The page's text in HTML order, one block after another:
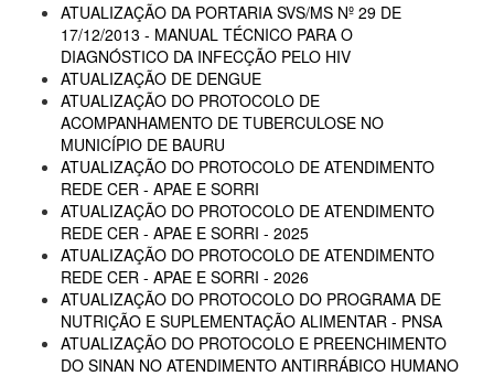
ATUALIZAÇÃO DA PORTARIA SVS/MS Nº 29 DE
17/12/2013 - MANUAL TÉCNICO PARA O
DIAGNÓSTICO DA INFECÇÃO PELO HIV
ATUALIZAÇÃO DE DENGUE
ATUALIZAÇÃO DO PROTOCOLO DE
ACOMPANHAMENTO DE TUBERCULOSE NO
MUNICÍPIO DE BAURU
ATUALIZAÇÃO DO PROTOCOLO DE ATENDIMENTO
REDE CER - APAE E SORRI
ATUALIZAÇÃO DO PROTOCOLO DE ATENDIMENTO
REDE CER - APAE E SORRI - 2025
ATUALIZAÇÃO DO PROTOCOLO DE ATENDIMENTO
REDE CER - APAE E SORRI - 2026
ATUALIZAÇÃO DO PROTOCOLO DO PROGRAMA DE
NUTRIÇÃO E SUPLEMENTAÇÃO ALIMENTAR - PNSA
ATUALIZAÇÃO DO PROTOCOLO E PREENCHIMENTO
DO SINAN NO ATENDIMENTO ANTIRRÁBICO HUMANO